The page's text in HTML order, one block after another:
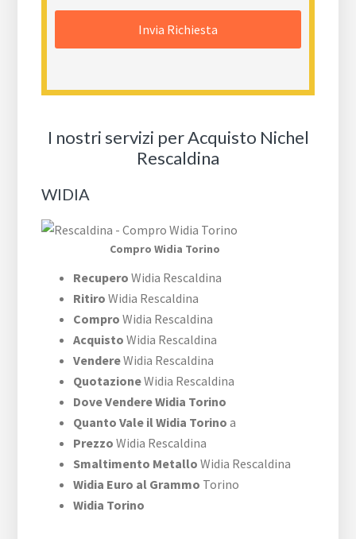
I nostri servizi per Acquisto Nichel
Rescaldina
WIDIA
Compro Widia Torino
RecuperoWidia Rescaldina
Ritiro Widia Rescaldina
Compro Widia Rescaldina
Acquisto Widia Rescaldina
VendereWidia Rescaldina
QuotazioneWidia Rescaldina
Dove Vendere Widia Torino
Quanto Vale il Widia Torino a
Prezzo Widia Rescaldina
Smaltimento Metallo Widia Rescaldina
Widia Euro al Grammo Torino
Widia Torino